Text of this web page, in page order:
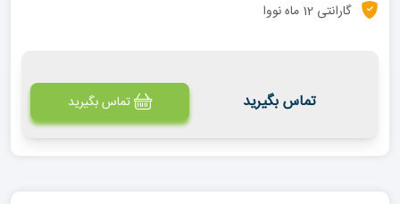
گارانتی 12 ماه نووا
تماس بگیرید تماس بگیرید